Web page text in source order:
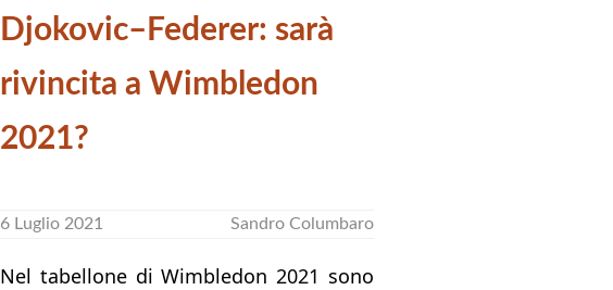
Djokovic–Federer: sarà
rivincita a Wimbledon
2021?
6 Luglio 2021 Sandro Columbaro
Nel tabellone di Wimbledon 2021 sono